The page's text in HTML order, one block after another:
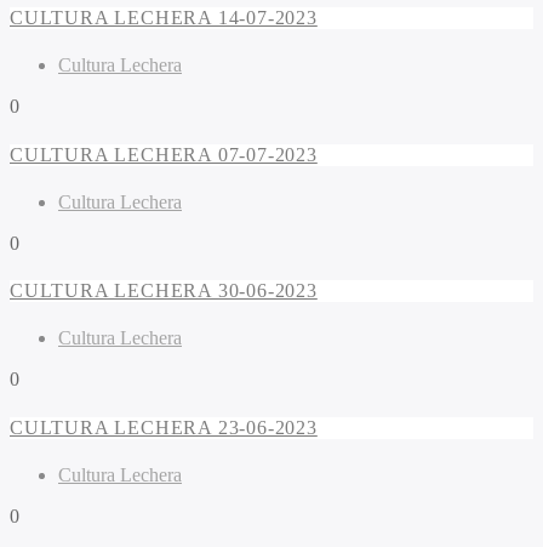
CULTURA LECHERA 14-07-2023
Cultura Lechera
0
CULTURA LECHERA 07-07-2023
Cultura Lechera
0
CULTURA LECHERA 30-06-2023
Cultura Lechera
0
CULTURA LECHERA 23-06-2023
Cultura Lechera
0